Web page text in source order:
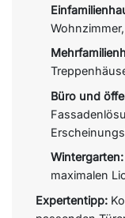
Büro und
Wintergarten:
maximalen
Expertentipp: